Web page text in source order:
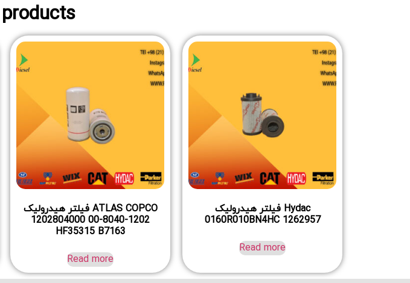
Hydac فیلتر هیدرولیک
0160R010BN4HC 1262957
Read more
ATLAS COPCO فیلتر هیدرولیک
1202-8040-00 1202804000
HF35315 B7163
Read more